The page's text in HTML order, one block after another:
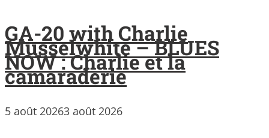
GA-20 with Charlie
Musselwhite – BLUES
NOW : Charlie et la
camaraderie
5 août 20263 août 2026